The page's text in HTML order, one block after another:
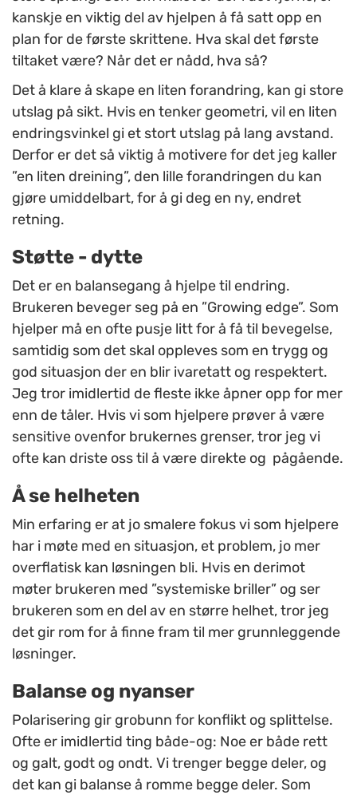
kanskje en viktig del av hjelpen å få satt opp en
plan for de første skrittene. Hva skal det første
tiltaket være? Når det er nådd, hva så?
Det å klare å skape en liten forandring, kan gi store
utslag på sikt. Hvis en tenker geometri, vil en liten
endringsvinkel gi et stort utslag på lang avstand.
Derfor er det så viktig å motivere for det jeg kaller
”en liten dreining”, den lille forandringen du kan
gjøre umiddelbart, for å gi deg en ny, endret
retning.
Støtte - dytte
Det er en balansegang å hjelpe til endring.
Brukeren beveger seg på en ”Growing edge”. Som
hjelper må en ofte pusje litt for å få til bevegelse,
samtidig som det skal oppleves som en trygg og
god situasjon der en blir ivaretatt og respektert.
Jeg tror imidlertid de fleste ikke åpner opp for mer
enn de tåler. Hvis vi som hjelpere prøver å være
sensitive ovenfor brukernes grenser, tror jeg vi
ofte kan driste oss til å være direkte og pågående.
Å se helheten
Min erfaring er at jo smalere fokus vi som hjelpere
har i møte med en situasjon, et problem, jo mer
overflatisk kan løsningen bli. Hvis en derimot
møter brukeren med ”systemiske briller” og ser
brukeren som en del av en større helhet, tror jeg
det gir rom for å finne fram til mer grunnleggende
løsninger.
Balanse og nyanser
Polarisering gir grobunn for konflikt og splittelse.
Ofte er imidlertid ting både-og: Noe er både rett
og galt, godt og ondt. Vi trenger begge deler, og
det kan gi balanse å romme begge deler. Som